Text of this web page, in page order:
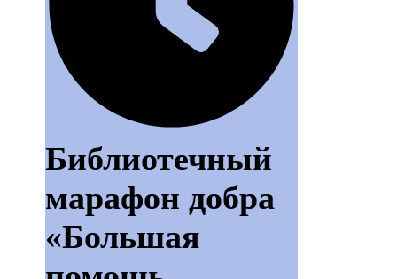
Библиотечный
марафон добра
«Большая